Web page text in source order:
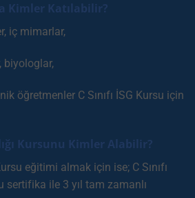
Kimler Katılabilir?
iç mimarlar,
biyologlar,
öğretmenler C Sınıfı İSG Kursu için
Kursunu Kimler Alabilir?
eğitimi almak için ise; C Sınıfı
sertifika ile 3 yıl tam zamanlı